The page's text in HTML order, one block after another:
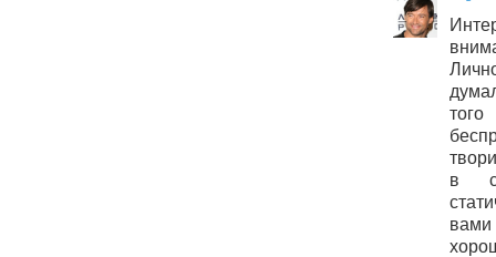
в